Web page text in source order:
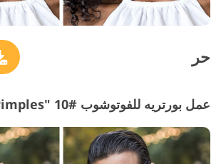
حر
عمل بورتريه للفوتوشوب #10 "Remove Pimples"